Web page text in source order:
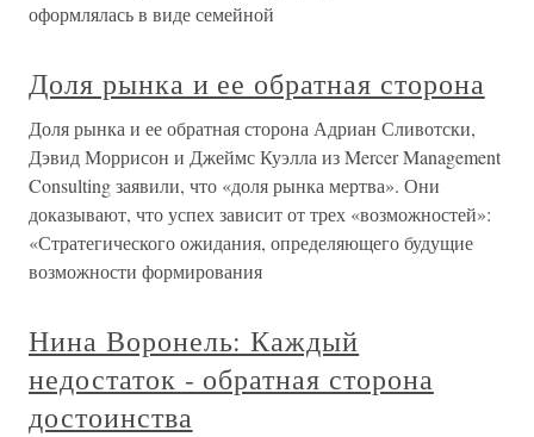
оформлялась в виде семейной
Доля рынка и ее обратная сторона
Доля рынка и ее обратная сторона Адриан Сливотски,
Дэвид Моррисон и Джеймс Куэлла из Mercer Management
Consulting заявили, что «доля рынка мертва». Они
доказывают, что успех зависит от трех «возможностей»:
«Стратегического ожидания, определяющего будущие
возможности формирования
Нина Воронель: Каждый
недостаток - обратная сторона
достоинства